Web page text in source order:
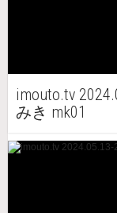
imouto.tv
みき mk01